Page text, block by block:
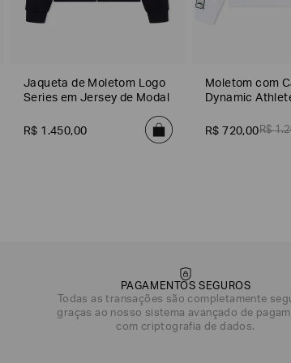
Jaqueta de Moletom Logo
Series em Jersey de Modal
R$ 1 .450,00
Moletom com
Dynamic
R$ 720,00R$ 1.
PAGAMENTOS SEGUROS
Todas as transações são completamente
graças ao nosso sistema avançado de
com criptografia de dados.
DATA DE NASCIMENTO*